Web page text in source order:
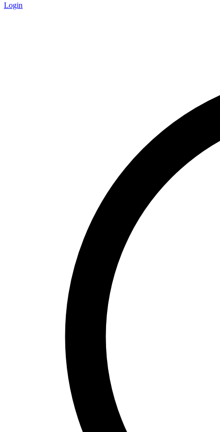
Login